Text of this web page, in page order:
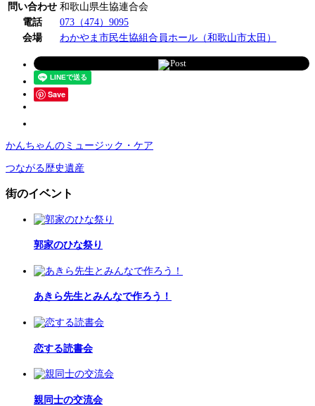
問い合わせ 和歌山県生協連合会
電話
073（474）9095
会場
わかやま市民生協組合員ホール（和歌山市太田）
Post
Save
かんちゃんのミュージック・ケア
つながる歴史遺産
街のイベント
郭家のひな祭り
あきら先生とみんなで作ろう！
恋する読書会
親同士の交流会